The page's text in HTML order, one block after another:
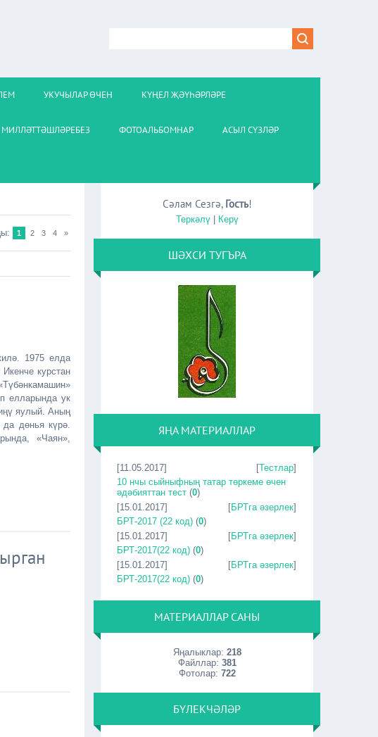
УКУЧЫЛАР ӨЧЕН КҮҢЕЛ ҖӘҮҺӘРЛӘРЕ
МИЛЛӘТТӘШЛӘРЕБЕЗ ФОТОАЛЬБОМНАР АСЫЛ СҮЗЛӘР
: 1 2 3 4 »
1975 елда
курстан
елларында ук
яулый. Аның
да дөнья күрә.
«Чаян»,
Сәлам Сезгә, Гость!
Теркәлү| Керү
ШӘХСИ ТУГЪРА
ЯҢА МАТЕРИАЛЛАР
[11.05.2017] [Тестлар]
10 нчы сыйныфның татар төркеме өчен
әдәбияттан тест (0)
[15.01.2017]
[БРТга әзерлек]
БРТ-2017 (22 код) (0)
[15.01.2017]
[БРТга әзерлек]
БРТ-2017(22 код) (0)
[15.01.2017]
[БРТга әзерлек]
БРТ-2017(22 код) (0)
МАТЕРИАЛЛАР САНЫ
Яңалыклар: 218
Файллар: 381
Фотолар: 722
БҮЛЕКЧӘЛӘР